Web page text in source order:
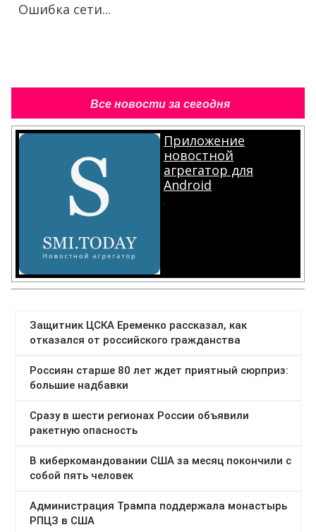
Ошибка сети...
Все новости за сегодня
Приложение
новостной
агрегатор для
Android
.